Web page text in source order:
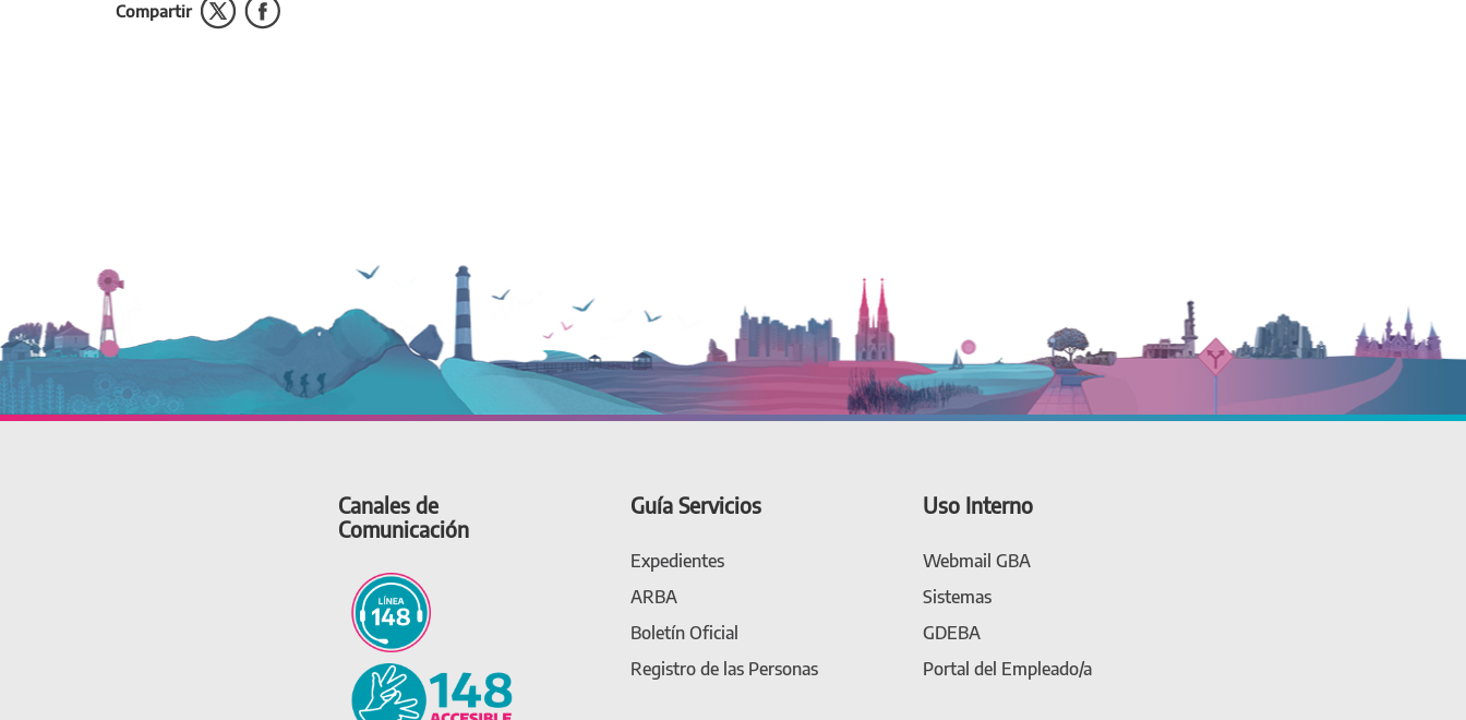
Compartir
Canales de
Comunicación
Guía Servicios
Expedientes
ARBA
Boletín Oficial
Registro de las Personas
Uso Interno
Webmail GBA
Sistemas
GDEBA
Portal del Empleado/a